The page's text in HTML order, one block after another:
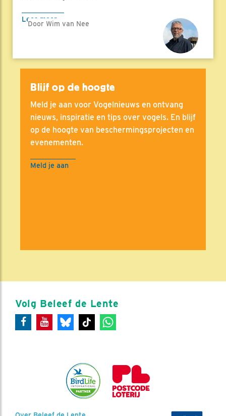
Lees meer
Door Wim van Nee
Blijf op de hoogte
Meld je aan voor Vogelnieuws en ontvang
nieuws, inspiratie en tips over vogels. En blijf
op de hoogte van beschermingsprojecten en
evenementen.
Meld je aan
Volg Beleef de Lente